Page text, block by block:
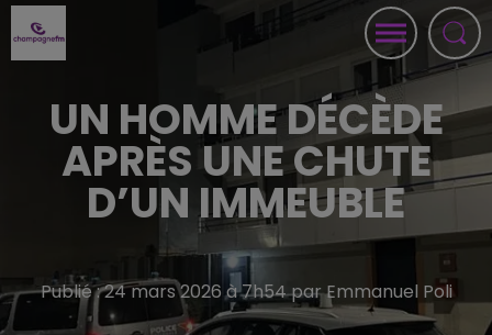
UN HOMME DÉCÈDE
APRÈS UNE CHUTE
D’UN IMMEUBLE
Publié : 24 mars 2026 à 7h54 par Emmanuel Poli